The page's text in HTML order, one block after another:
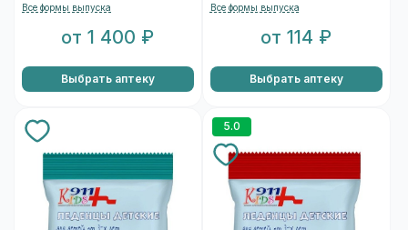
Все формы выпуска
от 1 400 ₽
Выбрать аптеку
Все формы выпуска
от 114 ₽
Выбрать аптеку
5.0